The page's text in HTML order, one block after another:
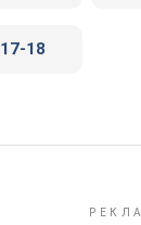
17-18